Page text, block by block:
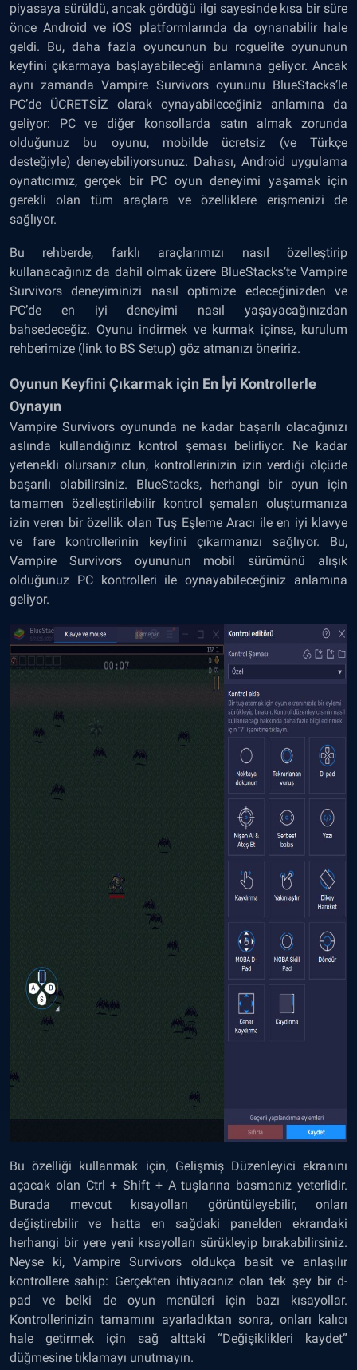
piyasaya sürüldü, ancak gördüğü ilgi sayesinde kısa bir süre
önce Android ve iOS platformlarında da oynanabilir hale
geldi. Bu, daha fazla oyuncunun bu roguelite oyununun
keyfini çıkarmaya başlayabileceği anlamına geliyor. Ancak
aynı zamanda Vampire Survivors oyununu BlueStacks’le
PC’de ÜCRETSİZ olarak oynayabileceğiniz anlamına da
geliyor: PC ve diğer konsollarda satın almak zorunda
olduğunuz bu oyunu, mobilde ücretsiz (ve Türkçe
desteğiyle) deneyebiliyorsunuz. Dahası, Android uygulama
oynatıcımız, gerçek bir PC oyun deneyimi yaşamak için
gerekli olan tüm araçlara ve özelliklere erişmenizi de
sağlıyor.
Bu rehberde, farklı araçlarımızı nasıl özelleştirip
kullanacağınız da dahil olmak üzere BlueStacks’te Vampire
Survivors deneyiminizi nasıl optimize edeceğinizden ve
PC’de en iyi deneyimi nasıl yaşayacağınızdan
bahsedeceğiz. Oyunu indirmek ve kurmak içinse, kurulum
rehberimize (link to BS Setup) göz atmanızı öneririz.
Oyunun Keyfini Çıkarmak için En İyi Kontrollerle
Oynayın
Vampire Survivors oyununda ne kadar başarılı olacağınızı
aslında kullandığınız kontrol şeması belirliyor. Ne kadar
yetenekli olursanız olun, kontrollerinizin izin verdiği ölçüde
başarılı olabilirsiniz. BlueStacks, herhangi bir oyun için
tamamen özelleştirilebilir kontrol şemaları oluşturmanıza
izin veren bir özellik olan Tuş Eşleme Aracı ile en iyi klavye
ve fare kontrollerinin keyfini çıkarmanızı sağlıyor. Bu,
Vampire Survivors oyununun mobil sürümünü alışık
olduğunuz PC kontrolleri ile oynayabileceğiniz anlamına
geliyor.
Bu özelliği kullanmak için, Gelişmiş Düzenleyici ekranını
açacak olan Ctrl + Shift + A tuşlarına basmanız yeterlidir.
Burada mevcut kısayolları görüntüleyebilir, onları
değiştirebilir ve hatta en sağdaki panelden ekrandaki
herhangi bir yere yeni kısayolları sürükleyip bırakabilirsiniz.
Neyse ki, Vampire Survivors oldukça basit ve anlaşılır
kontrollere sahip: Gerçekten ihtiyacınız olan tek şey bir d-
pad ve belki de oyun menüleri için bazı kısayollar.
Kontrollerinizin tamamını ayarladıktan sonra, onları kalıcı
hale getirmek için sağ alttaki “Değişiklikleri kaydet”
düğmesine tıklamayı unutmayın.